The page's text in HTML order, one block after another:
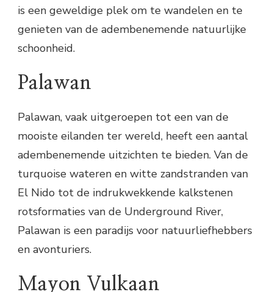
is een geweldige plek om te wandelen en te
genieten van de adembenemende natuurlijke
schoonheid.
Palawan
Palawan, vaak uitgeroepen tot een van de
mooiste eilanden ter wereld, heeft een aantal
adembenemende uitzichten te bieden. Van de
turquoise wateren en witte zandstranden van
El Nido tot de indrukwekkende kalkstenen
rotsformaties van de Underground River,
Palawan is een paradijs voor natuurliefhebbers
en avonturiers.
Mayon Vulkaan